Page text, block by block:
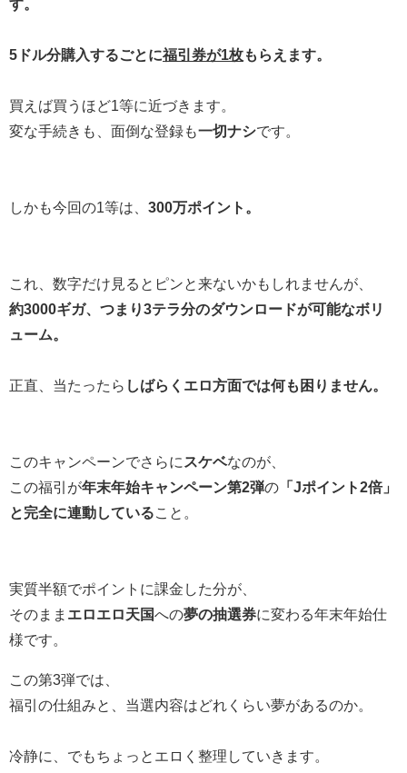
す。
5ドル分購入するごとに福引券が1枚もらえます。
買えば買うほど1等に近づきます。
変な手続きも、面倒な登録も一切ナシです。
しかも今回の1等は、 300万ポイント。
これ、数字だけ見るとピンと来ないかもしれませんが、
約3000ギガ、つまり3テラ分のダウンロードが可能なボリ
ューム。
正直、当たったら しばらくエロ方面では何も困りません。
このキャンペーンでさらに スケベなのが、
この福引が年末年始キャンペーン第2弾の 「Jポイント2倍」
と完全に連動している こと。
実質半額でポイントに課金した分が、
そのまま エロエロ天国への夢の抽選券に変わる年末年始仕
様です。
この第3弾では、
福引の仕組みと、当選内容はどれくらい夢があるのか。
冷静に、でもちょっとエロく整理していきます。